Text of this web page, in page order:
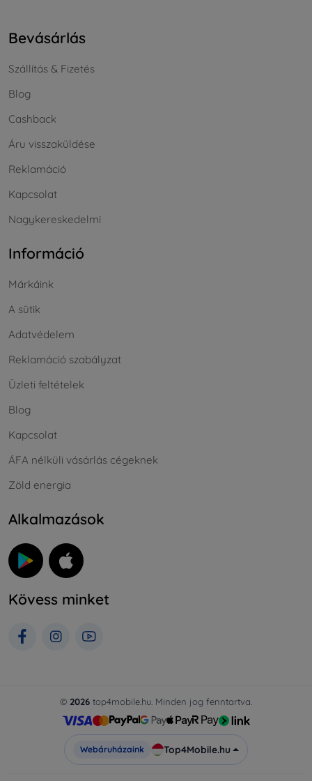
Bevásárlás
Szállítás & Fizetés
Blog
Cashback
Áru visszaküldése
Reklamáció
Kapcsolat
Nagykereskedelmi
Információ
Márkáink
A sütik
Adatvédelem
Reklamáció szabályzat
Üzleti feltételek
Blog
Kapcsolat
ÁFA nélküli vásárlás cégeknek
Zöld energia
Alkalmazások
Kövess minket
© 2026 top4mobile.hu. Minden jog fenntartva.
Webáruházaink Top4Mobile.hu